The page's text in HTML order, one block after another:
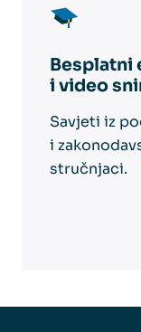
Besplatni
i video
Savjeti iz
i
stručnjaci.